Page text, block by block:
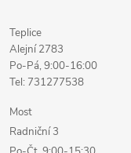
Teplice
Alejní 2783
Po-Pá, 9:00-16:00
Tel: 731277538
Most
Radniční 3